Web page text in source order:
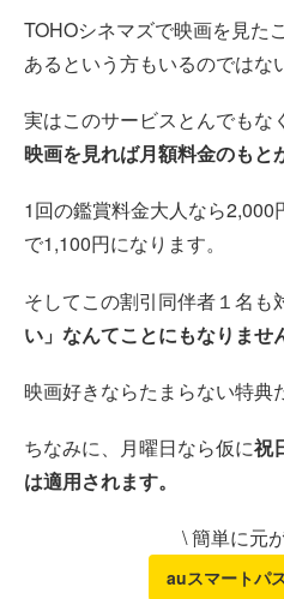
TOHOシネマズで映画を見た
あるという方もいるのではな
実はこのサービスとんでもな
映画を見れば月額料金のもと
1回の鑑賞料金大人なら2,000
で1,100円になります。
そしてこの割引同伴者１名も
い」なんてことにもなりませ
映画好きならたまらない特典
ちなみに、月曜日なら仮に祝
は適用されます。
\ 簡単に元
auスマートパ